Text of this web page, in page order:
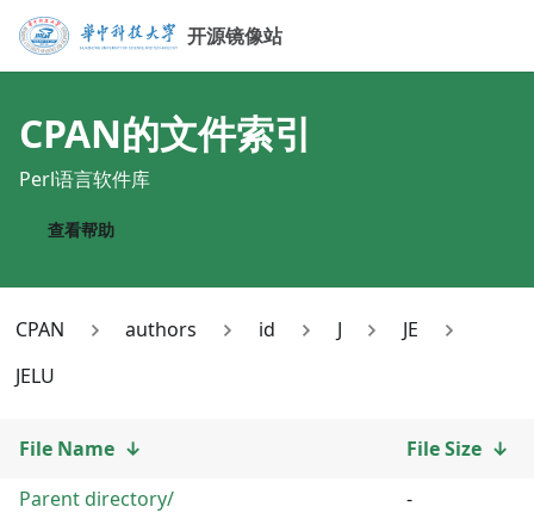
开源镜像站
CPAN的文件索引
Perl语言软件库
查看帮助
CPAN authors id J
JE
JELU
File Name ↓ File Size ↓
Parent directory/
-